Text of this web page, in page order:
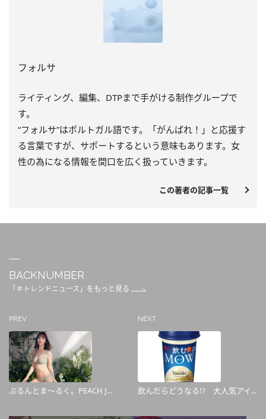
フォルサ
ライティング、編集、DTPまで手がける制作グループで
す。
“フォルサ”はポルトガル語です。「がんばれ！」と応援す
る言葉ですが、サポートするという意味もあります。女
性の為になる情報を間口を広く扱っていきます。
この著者の記事一覧
BACKNUMBER
「＃トレンドニュース」をもっと見る
PREV
ぷるんとま～るく。PEACH J...
NEXT
飲んだらどうなる!? 大人気アイ...